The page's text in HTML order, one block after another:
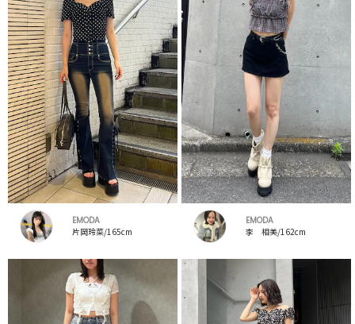
EMODA
片岡玲菜/165cm
EMODA
李 相美/162cm